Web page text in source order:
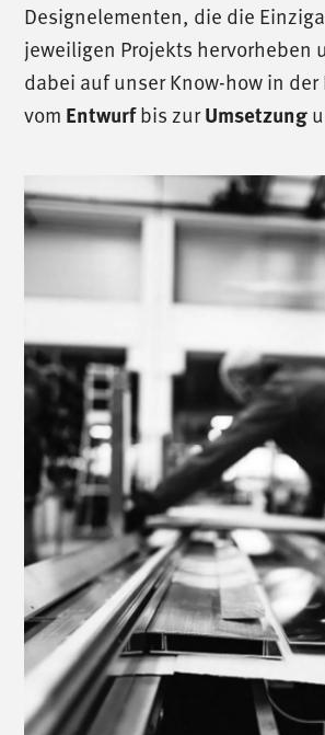
Designelementen, die die
jeweiligen Projekts hervorheben
dabei auf unser Know-how in
vom Entwurfbis zurUmsetzung